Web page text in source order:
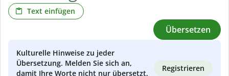
Text einfügen
Übersetzen
Kulturelle Hinweise zu jeder
Übersetzung. Melden Sie sich an,
damit Ihre Worte nicht nur übersetzt,
Registrieren